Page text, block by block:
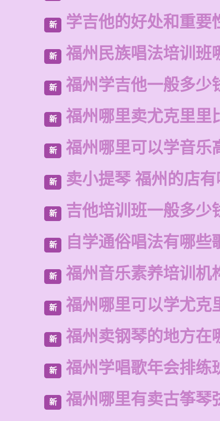
新 学吉他的好处和重要
新 福州民族唱法培训班
新 福州学吉他一般多少
新 福州哪里卖尤克里里
新 福州哪里可以学音乐
新 卖小提琴 福州的店
新 吉他培训班一般多少
新 自学通俗唱法有哪些
新 福州音乐素养培训机
新 福州哪里可以学尤克
新 福州卖钢琴的地方在
新 福州学唱歌年会排练
新 福州哪里有卖古筝琴